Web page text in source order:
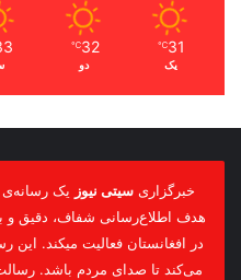
31
℃
یک
32
℃
دو
خبرگزاری سیتی نیوز یک رسانه‌ی
هدف اطلاع‌رسانی شفاف، دقیق و
در افغانستان فعالیت میکند. این
می‌کند تا صدای مردم باشد.